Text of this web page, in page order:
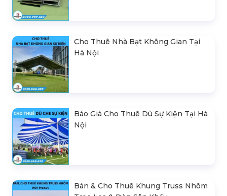
Cho Thuê Nhà Bạt Không Gian Tại
Hà Nội
Báo Giá Cho Thuê Dù Sự Kiện Tại Hà
Nội
Bán & Cho Thuê Khung Truss Nhôm